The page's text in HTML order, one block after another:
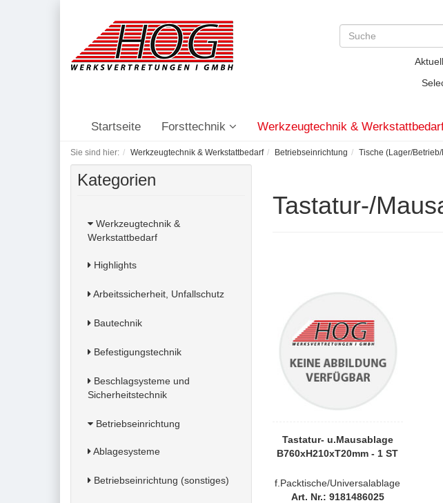
Startseite Forsttechnik Werkzeugtechnik &
Sie sind hier: Werkzeugtechnik & Werkstattbedarf Betriebseinrichtung Tische (Lager/
Kategorien
Werkzeugtechnik &
Werkstattbedarf
Highlights
Arbeitssicherheit, Unfallschutz
Bautechnik
Befestigungstechnik
Beschlagsysteme und
Sicherheitstechnik
Betriebseinrichtung
Ablagesysteme
Betriebseinrichtung (sonstiges)
Tastatur-/
Tastatur- u.Mausablage
B760xH210xT20mm - 1 ST
f.Packtische/Universalablage
Art. Nr.: 9181486025